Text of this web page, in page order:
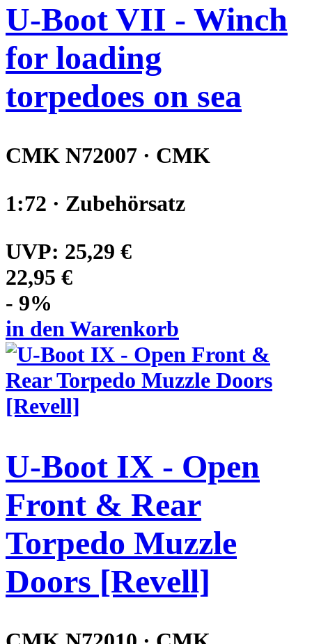
U-Boot VII - Winch
for loading
torpedoes on sea
CMK N72007 · CMK
1:72 · Zubehörsatz
UVP: 25,29 €
22,95 €
- 9%
in den Warenkorb
U-Boot IX - Open
Front & Rear
Torpedo Muzzle
Doors [Revell]